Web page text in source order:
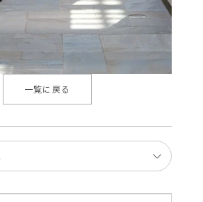
一覧に戻る